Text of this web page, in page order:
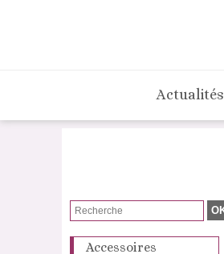
Actualités
Accessoires